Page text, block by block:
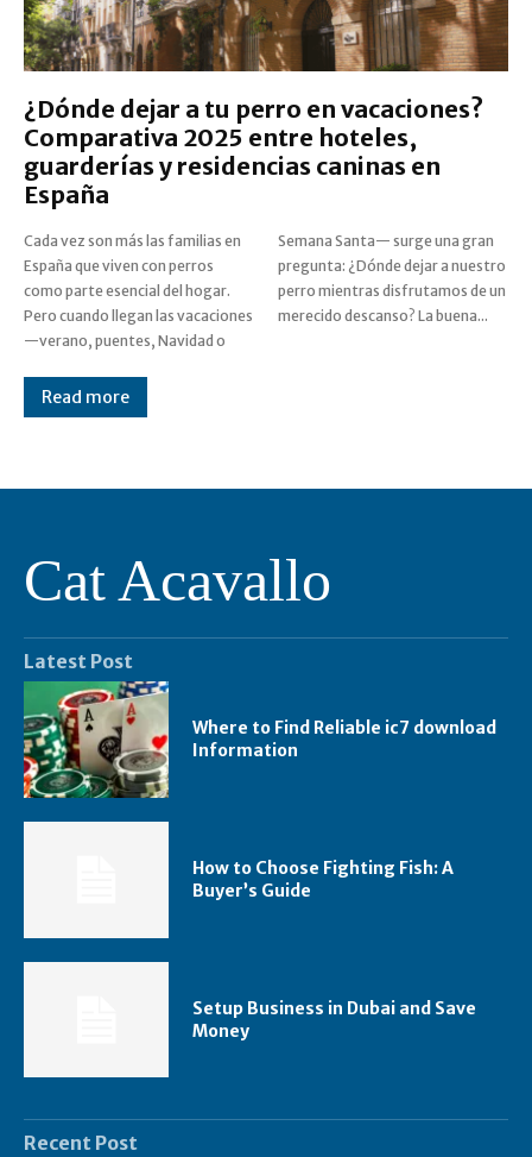
¿Dónde dejar a tu perro en vacaciones?
Comparativa 2025 entre hoteles,
guarderías y residencias caninas en
España
Cada vez son más las familias en
España que viven con perros
como parte esencial del hogar.
Pero cuando llegan las vacaciones
—verano, puentes, Navidad o
Semana Santa— surge una gran
pregunta: ¿Dónde dejar a nuestro
perro mientras disfrutamos de un
merecido descanso? La buena...
Read more
Cat Acavallo
Latest Post
Where to Find Reliable ic7 download
Information
How to Choose Fighting Fish: A
Buyer’s Guide
Setup Business in Dubai and Save
Money
Recent Post